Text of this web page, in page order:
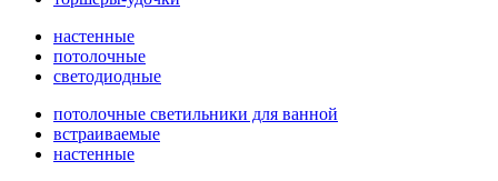
настенные
потолочные
светодиодные
потолочные светильники для ванной
встраиваемые
настенные